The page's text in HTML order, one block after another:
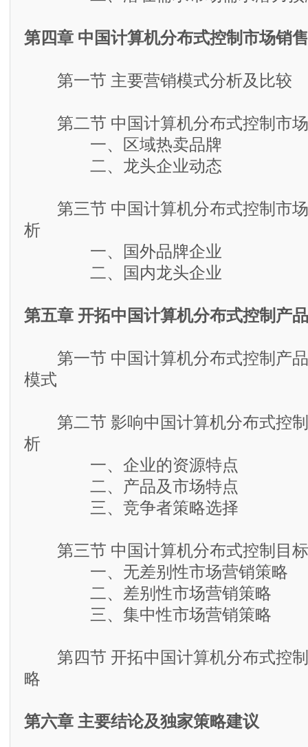
第四章 中国计算机分布式控制市场销
第一节 主要营销模式分析及比较
第二节 中国计算机分布式控制市场
一、区域热卖品牌
二、龙头企业动态
第三节 中国计算机分布式控制市场
析
一、国外品牌企业
二、国内龙头企业
第五章 开拓中国计算机分布式控制产
第一节 中国计算机分布式控制产品
模式
第二节 影响中国计算机分布式控制
析
一、企业的资源特点
二、产品及市场特点
三、竞争者策略选择
第三节 中国计算机分布式控制目标
一、无差别性市场营销策略
二、差别性市场营销策略
三、集中性市场营销策略
第四节 开拓中国计算机分布式控制
略
第六章 主要结论及独家策略建议